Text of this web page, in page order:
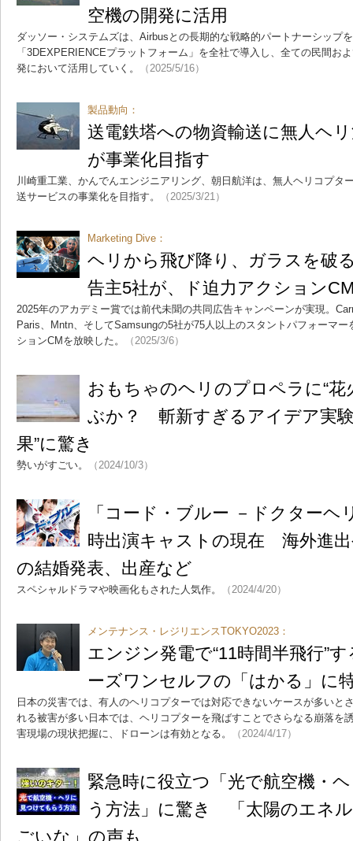
空機の開発に活用
ダッソー・システムズは、Airbusとの長期的な戦略的パートナーシップ
「3DEXPERIENCEプラットフォーム」を全社で導入し、全ての民間お
発において活用していく。
（2025/5/16）
製品動向：
送電鉄塔への物資輸送に無人ヘ
が事業化目指す
川崎重工業、かんでんエンジニアリング、朝日航洋は、無人ヘリコプタ
送サービスの事業化を目指す。
（2025/3/21）
Marketing Dive：
ヘリから飛び降り、ガラスを
告主5社が、ド迫力アクション
2025年のアカデミー賞では前代未聞の共同広告キャンペーンが実現。
Paris、Mntn、そしてSamsungの5社が75人以上のスタントパフォーマ
ションCMを放映した。
（2025/3/6）
おもちゃのヘリのプロペラに“花
ぶか？ 斬新すぎるアイデア実
果”に驚き
勢いがすごい。 （2024/10/3）
「コード・ブルー －ドクターヘ
時出演キャストの現在 海外進
の結婚発表、出産など
スペシャルドラマや映画化もされた人気作。 （2024/4/20）
メンテナンス・レジリエンスTOKYO2023：
エンジン発電で“11時間半飛行”
ーズワンセルフの「はかる」に
日本の災害では、有人のヘリコプターでは対応できないケースが多いと
れる被害が多い日本では、ヘリコプターを飛ばすことでさらなる崩落を
害現場の現状把握に、ドローンは有効となる。
（2024/4/17）
緊急時に役立つ「光で航空機・
う方法」に驚き 「太陽のエネ
ごいな」の声も